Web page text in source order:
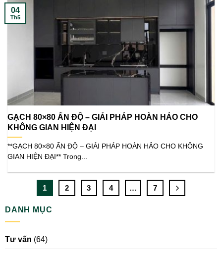
GẠCH 80×80 ẤN ĐỘ – GIẢI PHÁP HOÀN HẢO CHO
KHÔNG GIAN HIỆN ĐẠI
**GẠCH 80×80 ẤN ĐỘ – GIẢI PHÁP HOÀN HẢO CHO KHÔNG
GIAN HIỆN ĐẠI** Trong...
04
Th5
1 2 3 4 … 7
DANH MỤC
Tư vấn (64)